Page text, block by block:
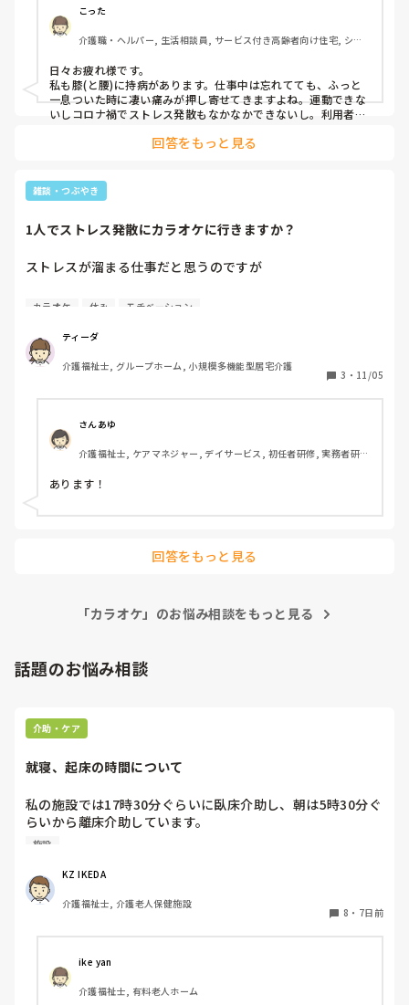
を助けてくれるので、環境は良いです。
けど、利用者にはたまりまくりです。しかし、当たり前です
が、
膝🦵いて〜よ。
こった
介護職・ヘルパー, 生活相談員, サービス付き高齢者向け住宅, ショ
日々お疲れ様です。
私も膝(と腰)に持病があります。仕事中は忘れてても、ふっと
一息ついた時に凄い痛みが押し寄せてきますよね。運動できな
いしコロナ禍でストレス発散もなかなかできないし。利用者は
お身体に気をつけて、お互い頑張りましょう。
回答をもっと見る
雑談・つぶやき
1人でストレス発散にカラオケに行きますか？
ストレスが溜まる仕事だと思うのですが
私は未体験で興味はあるのですが
思いっきりストレス発散した事はありますか？
カラオケ 休み モチベーション
ティーダ
介護福祉士, グループホーム, 小規模多機能型居宅介護
3 ・ 11/05
さんあゆ
介護福祉士, ケアマネジャー, デイサービス, 初任者研修, 実務者研
あります！
回答をもっと見る
「カラオケ」のお悩み相談をもっと見る
話題のお悩み相談
介助・ケア
就寝、起床の時間について
私の施設では17時30分ぐらいに臥床介助し、朝は5時30分ぐ
らいから離床介助しています。
順番は当然、身体状態や体調面を考慮して決めています。そ
が、みなさんの施設は何時ごろから臥床、離床されてます
か？
施設
KZ IKEDA
介護福祉士, 介護老人保健施設
8 ・ 7日前
ike yan
介護福祉士, 有料老人ホーム